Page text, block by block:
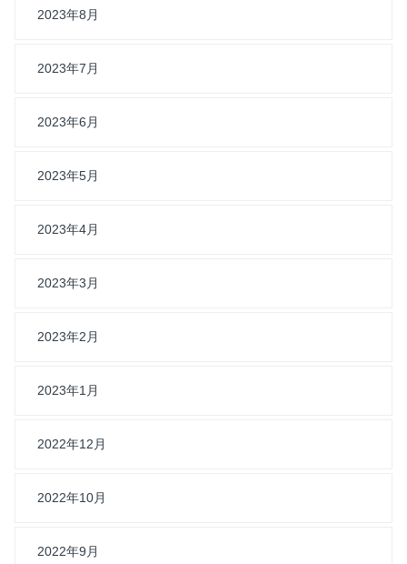
2023年8月
2023年7月
2023年6月
2023年5月
2023年4月
2023年3月
2023年2月
2023年1月
2022年12月
2022年10月
2022年9月